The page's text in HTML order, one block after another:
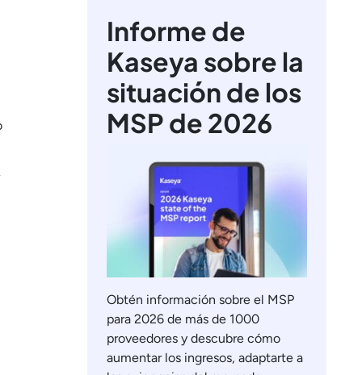
Informe de
Kaseya sobre la
situación de los
MSP de 2026
Obtén información sobre el MSP
para 2026 de más de 1000
proveedores y descubre cómo
aumentar los ingresos, adaptarte a